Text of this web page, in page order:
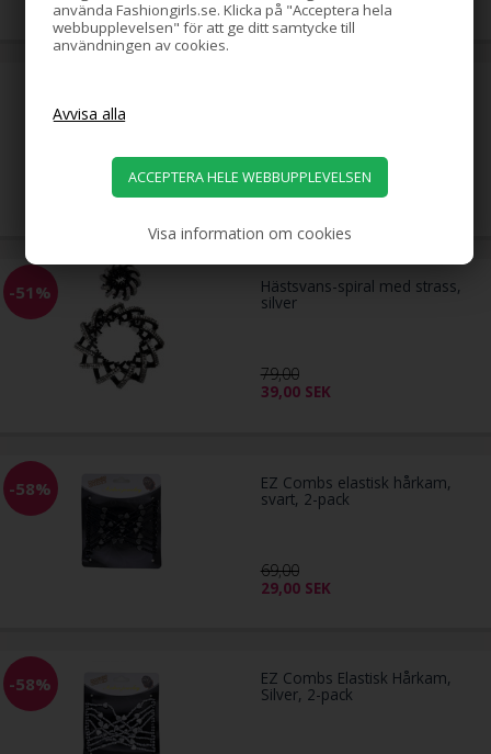
använda Fashiongirls.se. Klicka på "Acceptera hela
webbupplevelsen" för att ge ditt samtycke till
användningen av cookies.
Visa information om cookies
79,00 SEK
-51% Hästsvans-spiral med strass,
silver
79,00
39,00 SEK
-58% EZ Combs elastisk hårkam,
svart, 2-pack
69,00
29,00 SEK
-58% EZ Combs Elastisk Hårkam,
Silver, 2-pack